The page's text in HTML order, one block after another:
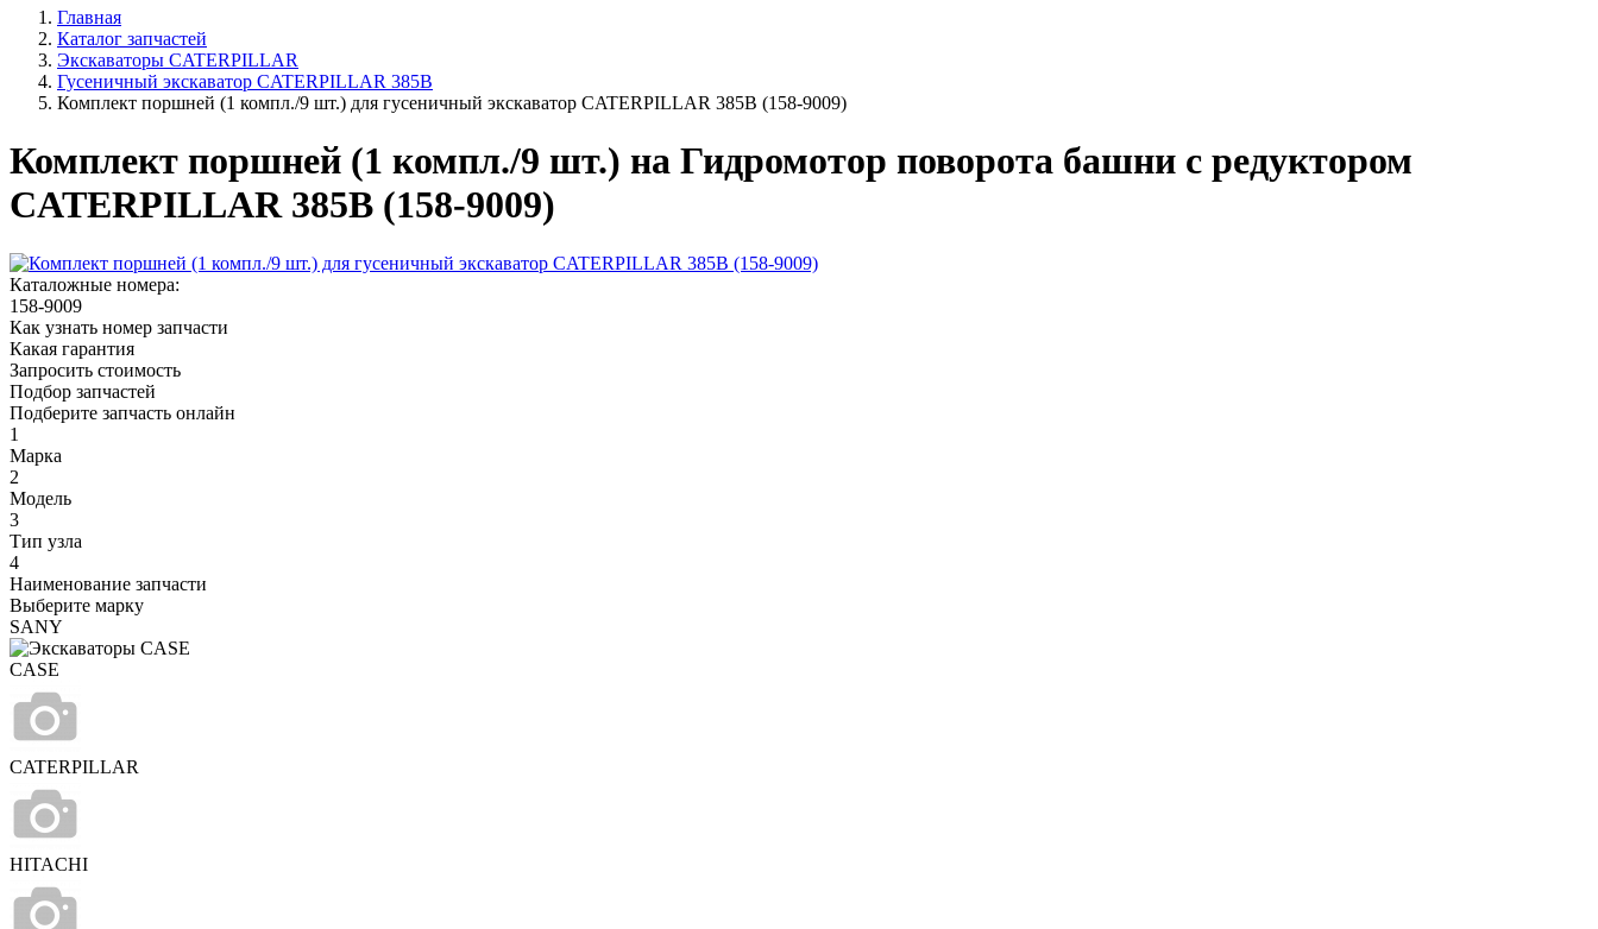
Главная
Каталог запчастей
Экскаваторы CATERPILLAR
Гусеничный экскаватор CATERPILLAR 385B
Комплект поршней (1 компл./9 шт.) для гусеничный экскаватор CATERPILLAR 385B (158-9009)
Комплект поршней (1 компл./9 шт.) на Гидромотор поворота башни с редуктором
CATERPILLAR 385B (158-9009)
Каталожные номера:
158-9009
Как узнать номер запчасти
Какая гарантия
Запросить стоимость
Подбор запчастей
Подберите запчасть онлайн
1
Марка
2
Модель
3
Тип узла
4
Наименование запчасти
Выберите марку
SANY
CASE
CATERPILLAR
HITACHI